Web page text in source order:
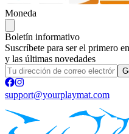
Moneda
Boletín informativo
Suscríbete para ser el primero
y las últimas novedades
support@yourplaymat.com